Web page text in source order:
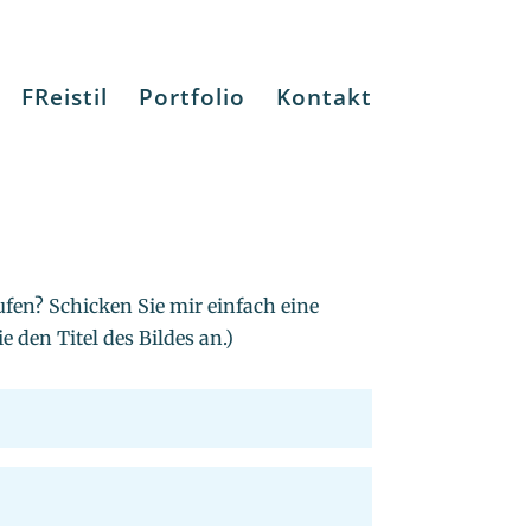
FReistil Portfolio Kontakt
Schicken Sie mir einfach eine
den Titel des Bildes an.)